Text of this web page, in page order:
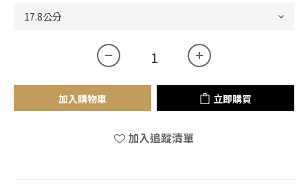
加入購物車 立即購買
加入追蹤清單